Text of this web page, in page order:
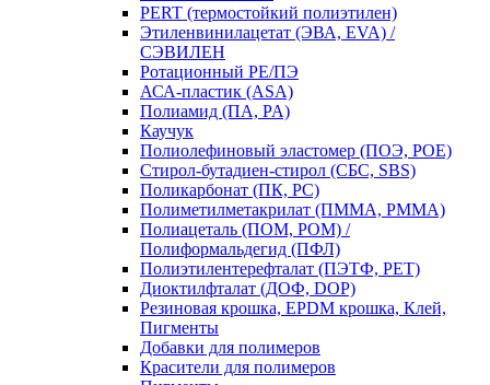
PERT (термостойкий полиэтилен)
Этиленвинилацетат (ЭВА, EVA) /
СЭВИЛЕН
Ротационный PE/ПЭ
АСА-пластик (ASA)
Полиамид (ПА, PA)
Каучук
Полиолефиновый эластомер (ПОЭ, POE)
Стирол-бутадиен-стирол (СБС, SBS)
Поликарбонат (ПК, PC)
Полиметилметакрилат (ПММА, PMMA)
Полиацеталь (ПОМ, POM) /
Полиформальдегид (ПФЛ)
Полиэтилентерефталат (ПЭТФ, PET)
Диоктилфталат (ДОФ, DOP)
Резиновая крошка, EPDM крошка, Клей,
Пигменты
Добавки для полимеров
Красители для полимеров